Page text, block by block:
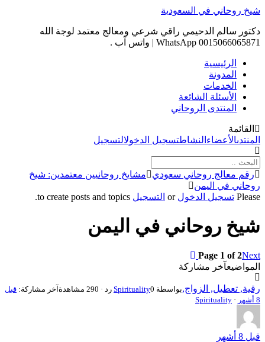
Skip
content
شيخ روحاني في السعودية
دكتور سالم الدحيمي راقي شرعي ومعالج معتمد لوجة الله
0015066065871 WhatsApp | واتس آب .
الرئيسية
المدونة
الخدمات
الأسئلة الشائعة
المنتدى الروحاني
القائمة
التنقل
في
المنتدى
المنتدىالأعضاء النشاطتسجيل الدخولالتسجيل
مسارات
تنقل
المنتدى
أنت
هنا:
رقم معالج روحاني سعودي
مشايخ روحانيين معتمدين: شيخ
روحاني في اليمن
Please تسجيل الدخول or التسجيل
شيخ روحاني في اليمن
Page 1 of 2Next
المواضيعآخر مشاركة
رقية, تعطيل, الزواج,بواسطة Spirituality0 رد · 290 مشاهدة آخر مشاركة: قبل
8 أشهر
·
Spirituality
قبل 8 أشهر